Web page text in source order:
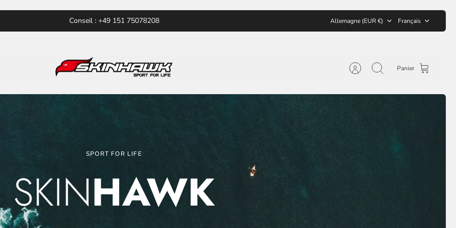
Conseil : +49 151 75078208 Allemagne (EUR €) Français
CompteRecherchePanier
SPORT FOR LIFE
SKINHAWK